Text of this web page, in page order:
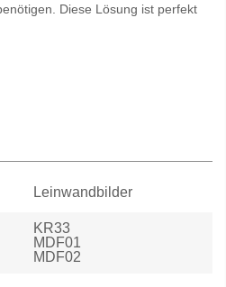
Diese Lösung ist perfekt
Leinwandbilder
KR33
MDF01
MDF02